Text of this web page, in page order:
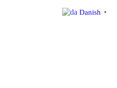
Danish ▼